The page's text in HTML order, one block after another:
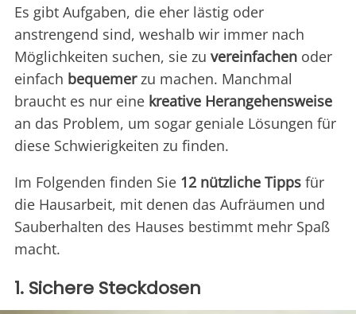
Es gibt Aufgaben, die eher lästig oder
anstrengend sind, weshalb wir immer nach
Möglichkeiten suchen, sie zu vereinfachen oder
einfach bequemerzu machen. Manchmal
braucht es nur eine kreative Herangehensweise
an das Problem, um sogar geniale Lösungen für
diese Schwierigkeiten zu finden.
Im Folgenden finden Sie 12 nützliche Tipps für
die Hausarbeit, mit denen das Aufräumen und
Sauberhalten des Hauses bestimmt mehr Spaß
macht.
1. Sichere Steckdosen